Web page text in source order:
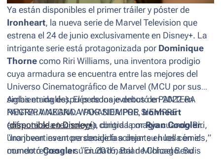
Ya están disponibles el primer tráiler y póster de
Ironheart, la nueva serie de Marvel Television que
estrena el 24 de junio exclusivamente en Disney+. La
intrigante serie está protagonizada por Dominique
Thorne como Riri Williams, una inventora prodigio
cuya armadura se encuentra entre las mejores del
Universo Cinematográfico de Marvel (MCU por sus
siglas en inglés). El personaje debutó en 2022 en
PANTERA NEGRA: WAKANDA POR SIEMPRE
(disponible en Disney+), dirigida porRyan Coogler.
“Ironheart es un personaje fascinante en los cómics,”
comentóCoogler. “En 2016, Brian Michael Bendis
Ambientada después de los eventos dePANTERA
NEGRA: WAKANDA POR SIEMPRE,Ironheart
enfrenta a la tecnología contra la magia cuando Riri,
una joven inventora decidida a dejar su huella en el
mundo regresa a su ciudad natal de Chicago. Su